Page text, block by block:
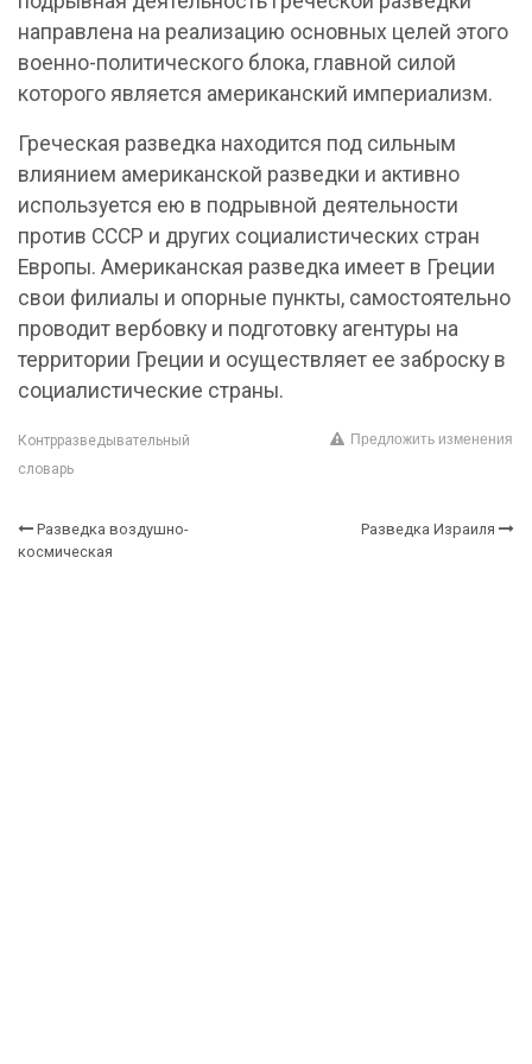
направлена на реализацию основных целей этого
военно-политического блока, главной силой
которого является американский империализм.
Греческая разведка находится под сильным
влиянием американской разведки и активно
используется ею в подрывной деятельности
против СССР и других социалистических стран
Европы. Американская разведка имеет в Греции
свои филиалы и опорные пункты, самостоятельно
проводит вербовку и подготовку агентуры на
территории Греции и осуществляет ее заброску в
социалистические страны.
Контрразведывательный
словарь
Предложить изменения
Разведка воздушно-
космическая
Разведка Израиля